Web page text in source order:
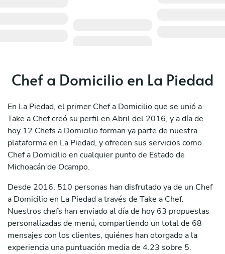
Chef a Domicilio en La Piedad
En La Piedad, el primer Chef a Domicilio que se unió a
Take a Chef creó su perfil en Abril del 2016, y a día de
hoy 12 Chefs a Domicilio forman ya parte de nuestra
plataforma en La Piedad, y ofrecen sus servicios como
Chef a Domicilio en cualquier punto de Estado de
Michoacán de Ocampo.
Desde 2016, 510 personas han disfrutado ya de un Chef
a Domicilio en La Piedad a través de Take a Chef.
Nuestros chefs han enviado al día de hoy 63 propuestas
personalizadas de menú, compartiendo un total de 68
mensajes con los clientes, quiénes han otorgado a la
experiencia una puntuación media de 4.23 sobre 5.